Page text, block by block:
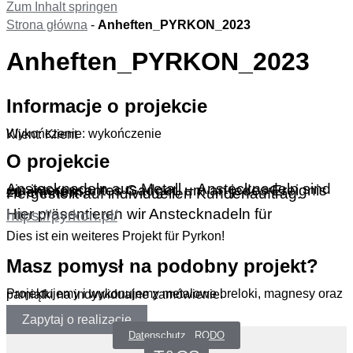
Zum Inhalt springen
Strona główna - Anheften_PYRKON_2023
Anheften_PYRKON_2023
Informacje o projekcie
Wykończenie: wykończenie
Klient: Klient
O projekcie
Anstecknadeln aus Metall – Anstecknadeln sind ein interessantes Gadget, um an jedes Ereignis zu erinnern.
Hergestellt auf individuellen Kundenauftrag.
Hier präsentieren wir Anstecknadeln für
https://pyrkon.pl/
Dies ist ein weiteres Projekt für Pyrkon!
Masz pomysł na podobny projekt?
Projektujemy i wykonujemy metalowe breloki, magnesy oraz pamiątki na indywidualne zamówienie.
Zapytaj o realizację
Datenschutz _RODO